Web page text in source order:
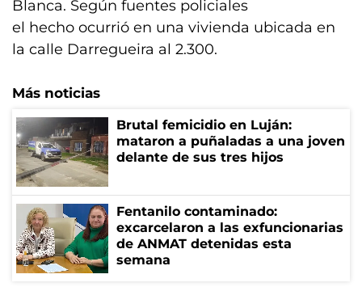
Blanca. Según fuentes policiales
el hecho ocurrió en una vivienda ubicada en
la calle Darregueira al 2.300.
Más noticias
Brutal femicidio en Luján:
mataron a puñaladas a una joven
delante de sus tres hijos
Fentanilo contaminado:
excarcelaron a las exfuncionarias
de ANMAT detenidas esta
semana